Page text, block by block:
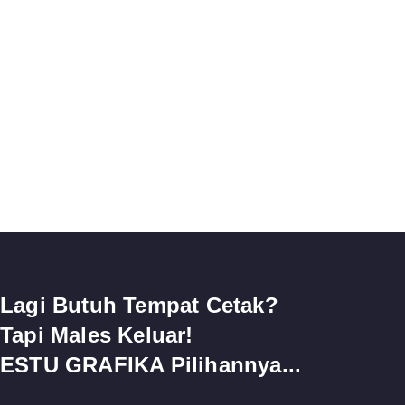
Lagi Butuh Tempat Cetak?
Tapi Males Keluar!
ESTU GRAFIKA Pilihannya...